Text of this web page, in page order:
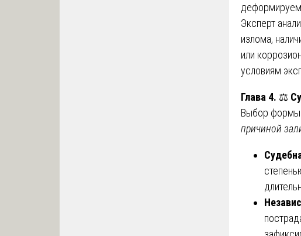
Эксперт
излома,
или
условиям
Глава 4. ⚖️
Выбор формы
причиной